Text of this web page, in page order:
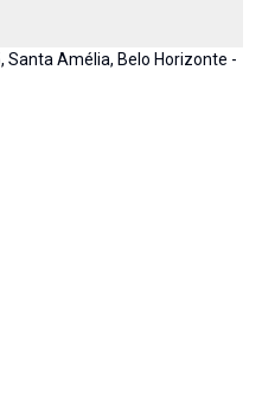
Santa Amélia, Belo Horizonte -